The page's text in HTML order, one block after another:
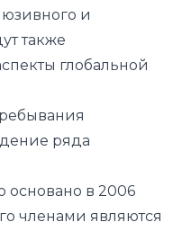
и
также
глобальной
ряда
в 2006
членами являются